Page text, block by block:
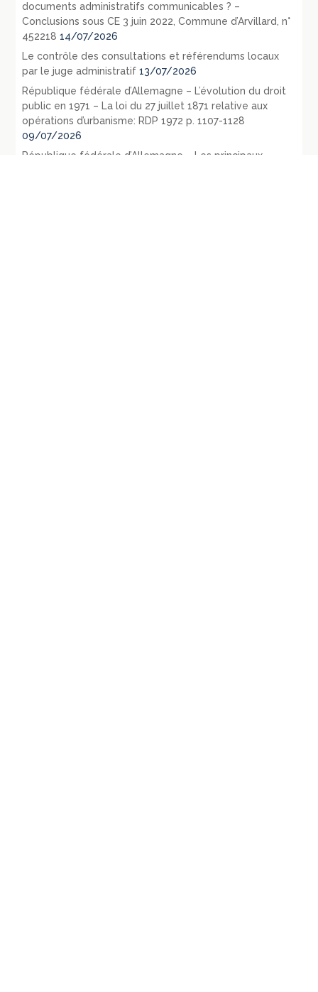
documents administratifs communicables ? –
Conclusions sous CE 3 juin 2022, Commune d’Arvillard, n°
452218 14/07/2026
Le contrôle des consultations et référendums locaux
par le juge administratif 13/07/2026
République fédérale d’Allemagne – L’évolution du droit
public en 1971 – La loi du 27 juillet 1871 relative aux
opérations d’urbanisme: RDP 1972 p. 1107-1128
09/07/2026
République fédérale d’Allemagne – Les principaux